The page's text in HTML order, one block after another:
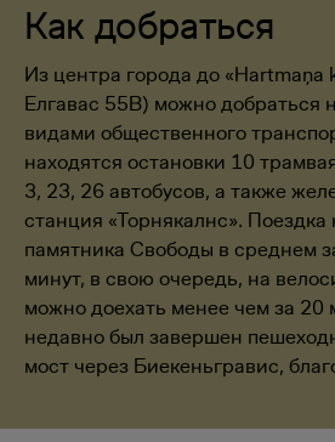
Как добраться
Из центра города до «Hartmaņa
Елгавас 55B) можно добраться
видами общественного
находятся остановки 10
3, 23, 26 автобусов, а также
станция «Торнякалнс».
памятника Свободы в среднем
минут, в свою очередь, на
можно доехать менее чем за 20
недавно был завершен
мост через Биекеньгравис,